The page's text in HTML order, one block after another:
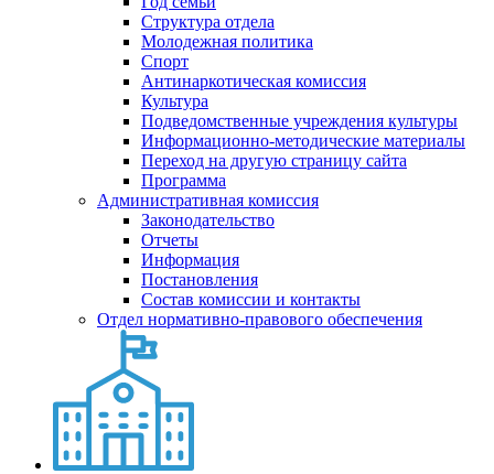
Структура отдела
Молодежная политика
Спорт
Антинаркотическая комиссия
Культура
Подведомственные учреждения культуры
Информационно-методические материалы
Переход на другую страницу сайта
Программа
Административная комиссия
Законодательство
Отчеты
Информация
Постановления
Состав комиссии и контакты
Отдел нормативно-правового обеспечения